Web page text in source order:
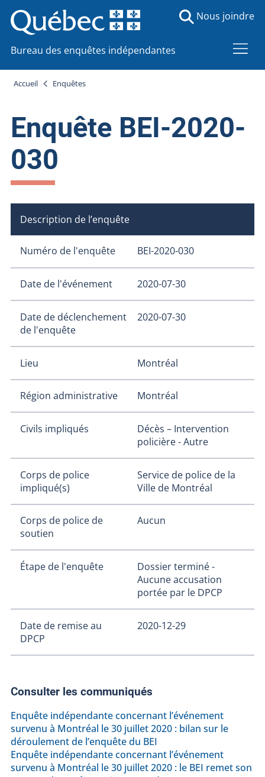
Bureau des enquêtes indépendantes
Nous joindre
Accueil Enquêtes
Enquête BEI-2020-
030
Description de l’enquête
Numéro de l'enquête BEI-2020-030
Date de l'événement 2020-07-30
Date de déclenchement
de l'enquête
2020-07-30
Lieu Montréal
Région administrative Montréal
Civils impliqués
Décès – Intervention
policière - Autre
Corps de police
impliqué(s)
Service de police de la
Ville de Montréal
Corps de police de
soutien
Aucun
Étape de l'enquête
Dossier terminé -
Aucune accusation
portée par le DPCP
Date de remise au
DPCP
2020-12-29
Consulter les communiqués
Enquête indépendante concernant l’événement
survenu à Montréal le 30 juillet 2020 : bilan sur le
déroulement de l’enquête du BEI
Enquête indépendante concernant l’événement
survenu à Montréal le 30 juillet 2020 : le BEI remet son